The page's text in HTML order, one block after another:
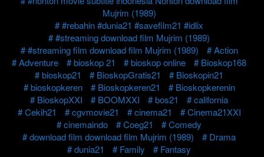
Mujrim (1989)
#rebahin #dunia21 #savefilm21 #idlix
#streaming download film Mujrim (1989)
#streaming film download film Mujrim (1989)
Action
Adventure
bioskop 21 bioskop online
Bioskop168
bioskop21
BioskopGratis21
Bioskopin21
bioskopkeren
Bioskopkeren21
Bioskopkerenin
BioskopXXI
BOOMXXI bos21
california
Cekih21
cgvmovie21 cinema21
Cinema21XXI
cinemaindo
Coeg21
Comedy
download film download film Mujrim (1989)
Drama
dunia21
Family
Fantasy